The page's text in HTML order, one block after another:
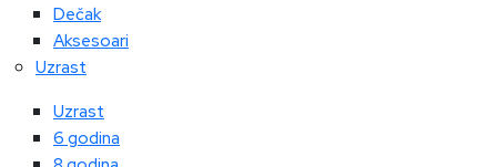
Dečak
Aksesoari
Uzrast
Uzrast
6 godina